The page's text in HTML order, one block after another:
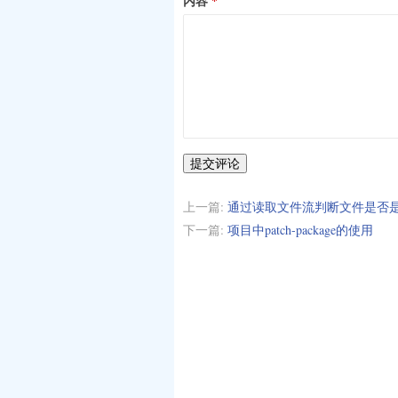
提交评论
上一篇: 通过读取文件流判断文件是否
下一篇: 项目中patch-package的使用